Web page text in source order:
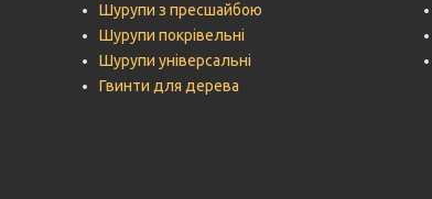
Шурупи з пресшайбою
Шурупи покрівельні
Шурупи універсальні
Гвинти для дерева